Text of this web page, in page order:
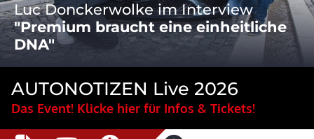
Luc Donckerwolke im Interview
"Premium braucht eine einheitliche
DNA"
AUTONOTIZEN Live 2026
Das Event! Klicke hier für Infos & Tickets!